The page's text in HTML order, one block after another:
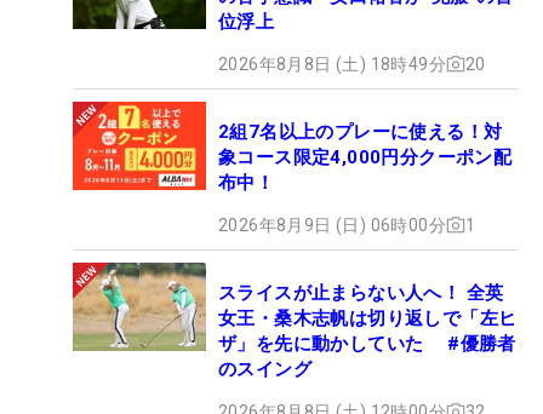
位浮上
2026年8月8日 (土) 18時49分 20
2組7名以上のプレーに使える！対
象コース限定4,000円分クーポン配
布中！
2026年8月9日 (日) 06時00分 1
スライスが止まらない人へ！ 全英
女王・桑木志帆は切り返しで「左ヒ
ザ」を先に動かしていた #優勝者
のスイング